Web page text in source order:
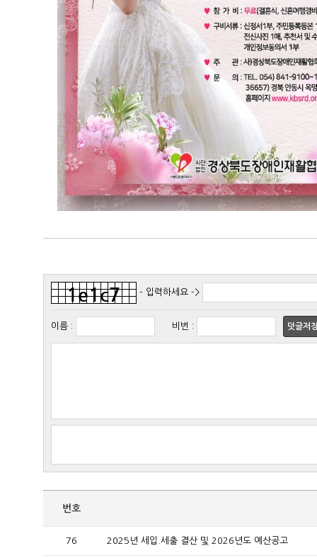
- 입력하세요 ->
이름: 비번 : 덧글저
번호
76 2025년 세입.세출 결산 및 2026년도 예산공고